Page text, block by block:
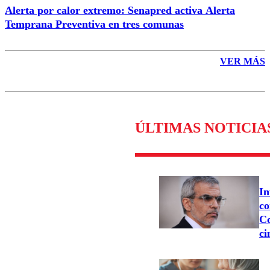
Alerta por calor extremo: Senapred activa Alerta
Temprana Preventiva en tres comunas
VER MÁS
ÚLTIMAS